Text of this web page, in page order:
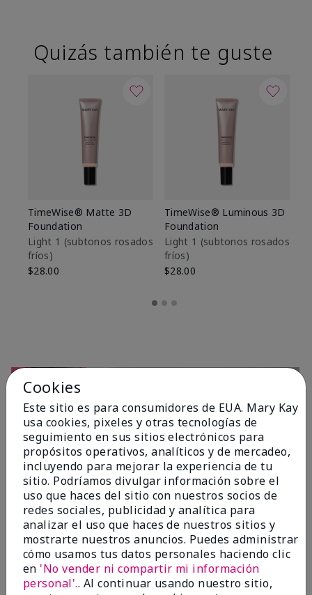
Quizás también te guste
TimeWise® Matte 3D
Foundation
Light 1​ (subtonos rosados
fríos)
$28.00
TimeWise® Luminous 3D
Foundation
Light 1​ (subtonos rosados
fríos)
$28.00
OPINIONES
4.7
10 Reseñas
Cookies
Este sitio es para consumidores de EUA. Mary Kay
usa cookies, pixeles y otras tecnologías de
seguimiento en sus sitios electrónicos para
propósitos operativos, analíticos y de mercadeo,
incluyendo para mejorar la experiencia de tu
sitio. Podríamos divulgar información sobre el
uso que haces del sitio con nuestros socios de
redes sociales, publicidad y analítica para
analizar el uso que haces de nuestros sitios y
mostrarte nuestros anuncios. Puedes administrar
cómo usamos tus datos personales haciendo clic
en 'No vender ni compartir mi información
personal'.. Al continuar usando nuestro sitio,